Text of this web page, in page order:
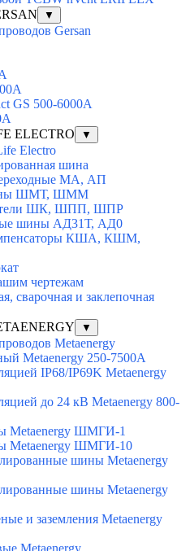
▼
Gersan
GS 500-6000A
ELECTRO
▼
Electro
шина
МА, АП
ШМТ, ШММ
ШК, ШПП, ШПР
шины АД31Т, АД0
КША, КШМ,
чертежам
cварочная и заклепочная
▼
Metaenergy
Metaenergy 250-7500A
IP68/IP69K Metaenergy
до 24 кВ Metaenergy 800-
Metaenergy ШМГИ-1
Metaenergy ШМГИ-10
шины Metaenergy
шины Metaenergy
и заземления Metaenergy
Metaenergy